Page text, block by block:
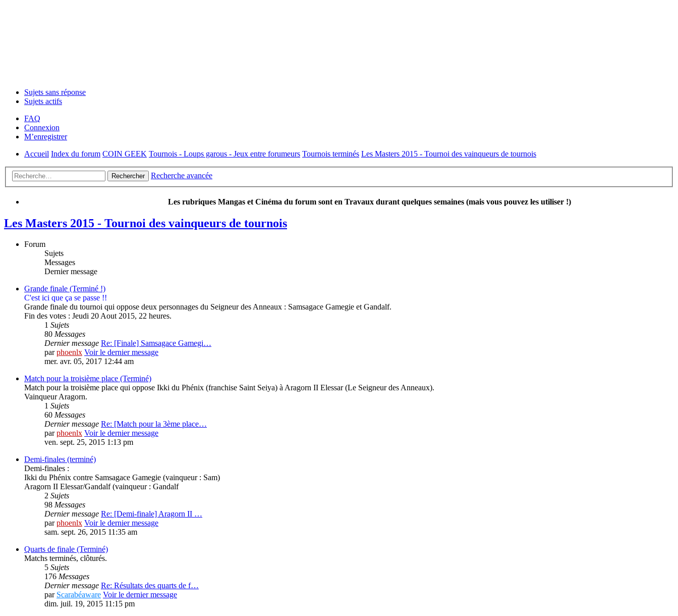
Sujets sans réponse
Sujets actifs
FAQ
Connexion
M’enregistrer
Accueil Index du forum COIN GEEK Tournois - Loups garous - Jeux entre forumeurs Tournois terminés Les Masters 2015 - Tournoi des vainqueurs de tournois
Rechercher Recherche avancée
Les rubriques Mangas et Cinéma du forum sont en Travaux durant quelques semaines (mais vous pouvez les utiliser !)
Les Masters 2015 - Tournoi des vainqueurs de tournois
Forum
Sujets
Messages
Dernier message
Grande finale (Terminé !)
C'est ici que ça se passe !!
Grande finale du tournoi qui oppose deux personnages du Seigneur des Anneaux : Samsagace Gamegie et Gandalf.
Fin des votes : Jeudi 20 Aout 2015, 22 heures.
1 Sujets
80 Messages
Dernier message Re: [Finale] Samsagace Gamegi…
parphoenlx Voir le dernier message
mer. avr. 05, 2017 12:44 am
Match pour la troisième place (Terminé)
Match pour la troisième place qui oppose Ikki du Phénix (franchise Saint Seiya) à Aragorn II Elessar (Le Seigneur des Anneaux).
Vainqueur Aragorn.
1 Sujets
60 Messages
Dernier message Re: [Match pour la 3ème place…
parphoenlx Voir le dernier message
ven. sept. 25, 2015 1:13 pm
Demi-finales (terminé)
Demi-finales :
Ikki du Phénix contre Samsagace Gamegie (vainqueur : Sam)
Aragorn II Elessar/Gandalf (vainqueur : Gandalf
2 Sujets
98 Messages
Dernier message Re: [Demi-finale] Aragorn II …
parphoenlx Voir le dernier message
sam. sept. 26, 2015 11:35 am
Quarts de finale (Terminé)
Matchs terminés, clôturés.
5 Sujets
176 Messages
Dernier message Re: Résultats des quarts de f…
par Scarabéaware Voir le dernier message
dim. juil. 19, 2015 11:15 pm